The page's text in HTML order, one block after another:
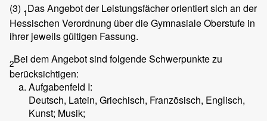
(3) 1Das Angebot der Leistungsfächer orientiert sich an der
Hessischen Verordnung über die Gymnasiale Oberstufe in
ihrer jeweils gültigen Fassung.
2Bei dem Angebot sind folgende Schwerpunkte zu
berücksichtigen:
Aufgabenfeld I:
Deutsch, Latein, Griechisch, Französisch, Englisch,
Kunst; Musik;